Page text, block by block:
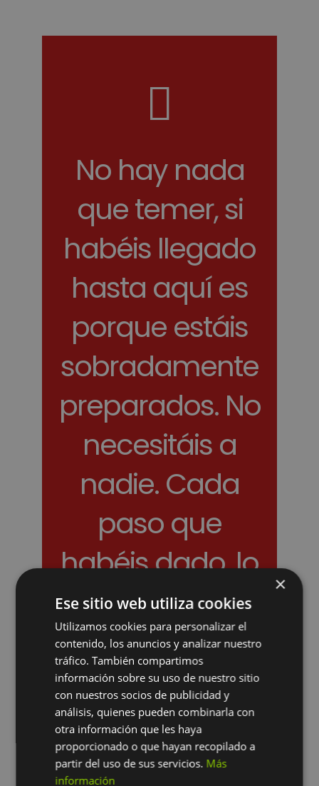
No hay nada
que temer, si
habéis llegado
hasta aquí es
porque estáis
sobradamente
preparados. No
necesitáis a
nadie. Cada
paso que
habéis dado, lo
habéis
avanzado
vosotros solos. –
Patricia AlRod
×
Ese sitio web utiliza cookies
Utilizamos cookies para personalizar el
contenido, los anuncios y analizar nuestro
tráfico. También compartimos
información sobre su uso de nuestro sitio
con nuestros socios de publicidad y
análisis, quienes pueden combinarla con
otra información que les haya
proporcionado o que hayan recopilado a
partir del uso de sus servicios. Más
información